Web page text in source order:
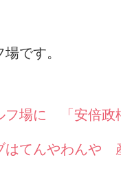
です。
フ場に 「安倍
はてんやわんや